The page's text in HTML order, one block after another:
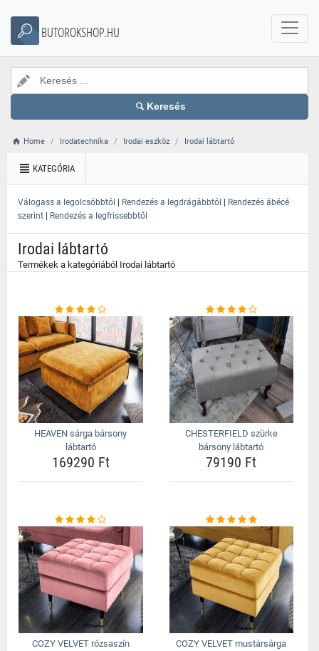
BUTOROKSHOP.HU
Keresés
Home Irodatechnika Irodai eszköz Irodai lábtartó
KATEGÓRIA
Válogass a legolcsóbbtól | Rendezés a legdrágábbtól | Rendezés ábécé
szerint | Rendezés a legfrissebbtől
Irodai lábtartó
Termékek a kategóriából Irodai lábtartó
HEAVEN sárga bársony
lábtartó
169290 Ft
CHESTERFIELD szürke
bársony lábtartó
79190 Ft
COZY VELVET rózsaszín
COZY VELVET mustársárga